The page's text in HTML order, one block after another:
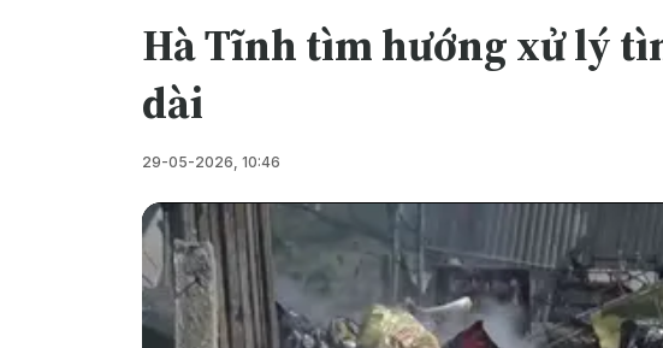
Hà Tĩnh tìm hướng xử lý
dài
29-05-2026, 10:46